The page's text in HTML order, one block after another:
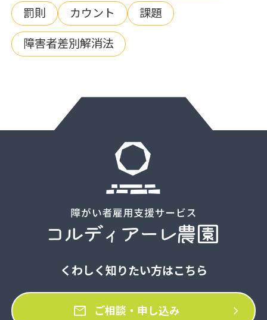
罰則 カウント 課題
障害者差別解消法
くわしく知りたい方はこちら
mail ご相談・申し込み chevron_right